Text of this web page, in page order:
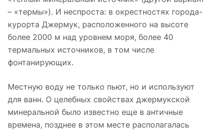
– «термы»). И неспроста: в окрестностях города-
курорта Джермук, расположенного на высоте
более 2000 м над уровнем моря, более 40
термальных источников, в том числе
фонтанирующих.
Местную воду не только пьют, но и используют
для ванн. О целебных свойствах джермукской
минеральной было известно еще в античные
времена, позднее в этом месте располагалась